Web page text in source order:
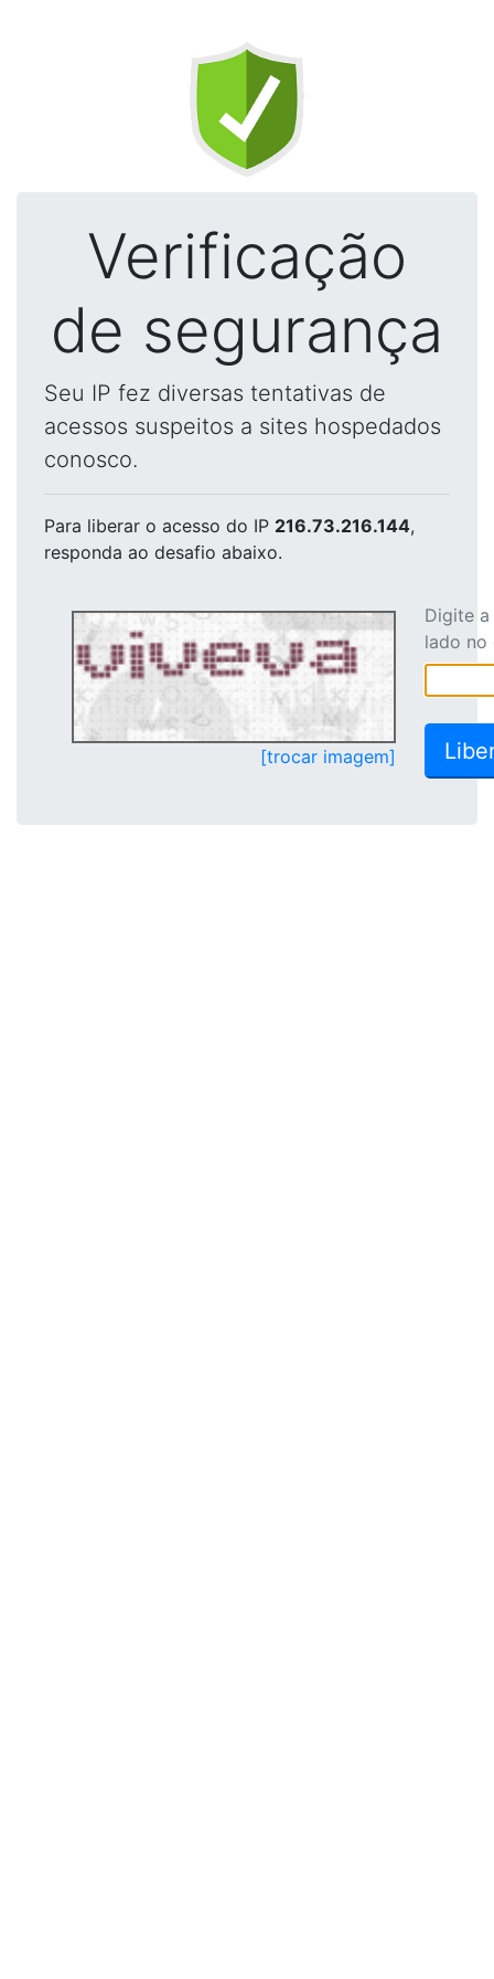
Verificação
de segurança
Seu IP fez diversas tentativas de
acessos suspeitos a sites hospedados
conosco.
Para liberar o acesso do IP 216.73.216.144,
responda ao desafio abaixo.
[trocar imagem]
Digite
lado no